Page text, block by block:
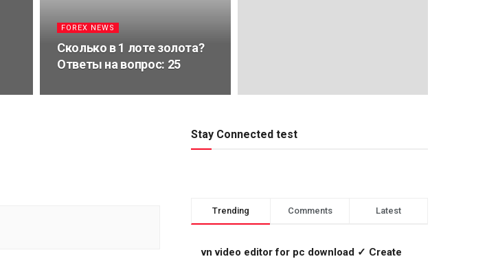
FOREX NEWS
Сколько в 1 лоте золота?
Ответы на вопрос: 25
Stay Connected test
Trending Comments Latest
vn video editor for pc download ✓ Create